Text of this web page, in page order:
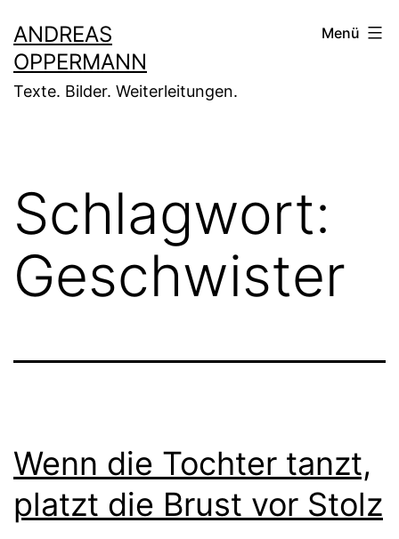
Inhalt
springen
ANDREAS
OPPERMANN
Texte. Bilder. Weiterleitungen.
Menü
Schlagwort:
Geschwister
Wenn die Tochter tanzt,
platzt die Brust vor Stolz